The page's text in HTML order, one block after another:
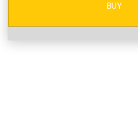
BUY